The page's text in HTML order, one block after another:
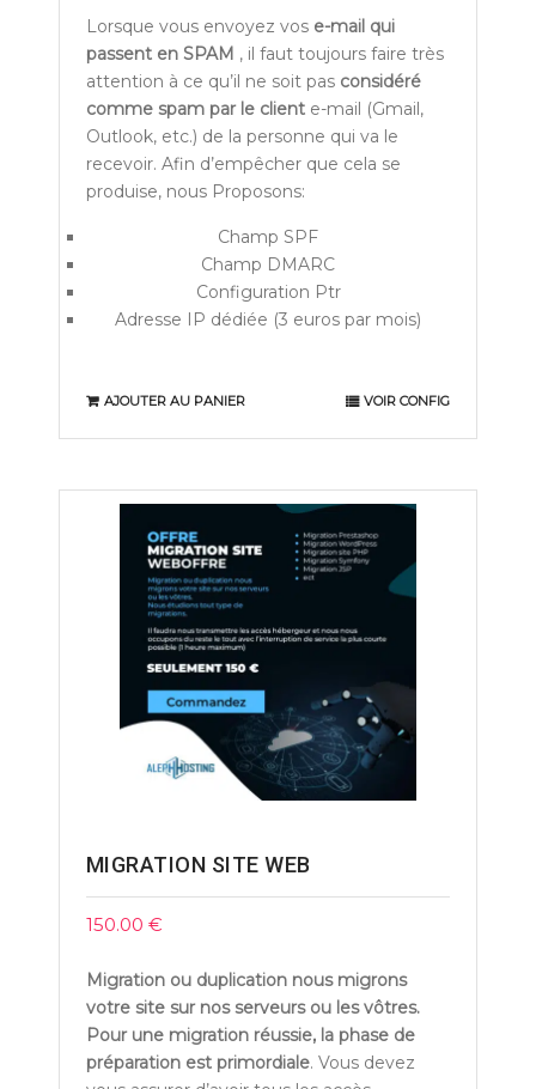
Lorsque vous envoyez vos e-mail qui
passent en SPAM , il faut toujours faire très
attention à ce qu’il ne soit pas considéré
comme spam par le cliente-mail (Gmail,
Outlook, etc.) de la personne qui va le
recevoir. Afin d’empêcher que cela se
produise, nous Proposons:
Champ SPF
Champ DMARC
Configuration Ptr
Adresse IP dédiée (3 euros par mois)
AJOUTER AU PANIER VOIR CONFIG
MIGRATION SITE WEB
150.00 €
Migration ou duplication nous migrons
votre site sur nos serveurs ou les vôtres.
Pour une migration réussie, la phase de
préparation est primordiale. Vous devez